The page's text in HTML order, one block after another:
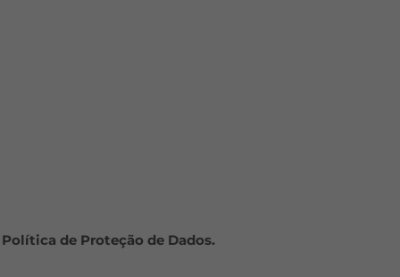
Política de Proteção de Dados.